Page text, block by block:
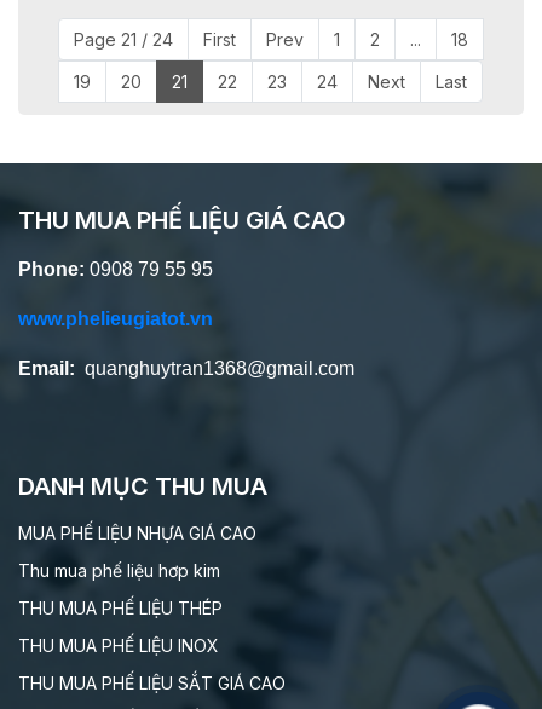
Page 21 / 24 First Prev 1 2 ... 18
19 20 21 22 23 24 Next Last
THU MUA PHẾ LIỆU GIÁ CAO
Phone: 0908 79 55 95
www.phelieugiatot.vn
Email: quanghuytran1368@gmail.com
DANH MỤC THU MUA
MUA PHẾ LIỆU NHỰA GIÁ CAO
Thu mua phế liệu hơp kim
THU MUA PHẾ LIỆU THÉP
THU MUA PHẾ LIỆU INOX
THU MUA PHẾ LIỆU SẮT GIÁ CAO